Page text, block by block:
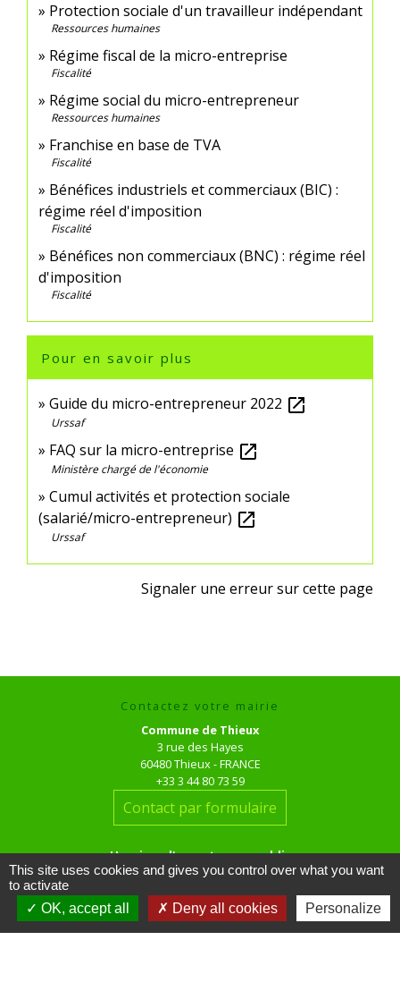
Protection sociale d'un travailleur indépendant
Ressources humaines
Régime fiscal de la micro-entreprise
Fiscalité
Régime social du micro-entrepreneur
Ressources humaines
Franchise en base de TVA
Fiscalité
Bénéfices industriels et commerciaux (BIC) :
régime réel d'imposition
Fiscalité
Bénéfices non commerciaux (BNC) : régime réel
d'imposition
Fiscalité
Pour en savoir plus
Guide du micro-entrepreneur 2022 open_in_new
Urssaf
FAQ sur la micro-entreprise open_in_new
Ministère chargé de l'économie
Cumul activités et protection sociale
(salarié/micro-entrepreneur) open_in_new
Urssaf
Signaler une erreur sur cette page
Contactez votre mairie
Commune de Thieux
3 rue des Hayes
60480 Thieux - FRANCE
+33 3 44 80 73 59
Contact par formulaire
Horaires d'ouverture au public
le mardi de 16h00 à 18h00
This site uses cookies and gives you control over what you want
to activate
OK, accept all
Deny all cookies Personalize